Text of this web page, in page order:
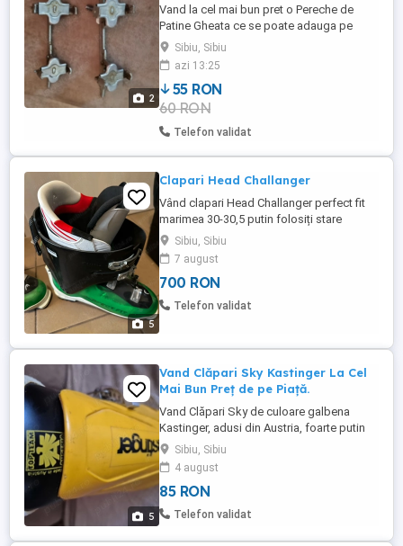
2
Vand la cel mai bun pret o Pereche de
Patine Gheata ce se poate adauga pe
orice incaltaminte mar.40-48.
Sibiu, Sibiu
azi 13:25
55 RON
60 RON
Telefon validat
5
Clapari Head Challanger
Vând clapari Head Challanger perfect fit
marimea 30-30,5 putin folosiți stare
excelentă.
Sibiu, Sibiu
7 august
700 RON
Telefon validat
5
Vand Clăpari Sky Kastinger La Cel
Mai Bun Preț de pe Piață.
Vand Clăpari Sky de culoare galbena
Kastinger, adusi din Austria, foarte putin
purtati, mar.42-44 la cel mai bun pret de pe
piata.
Sibiu, Sibiu
4 august
85 RON
Telefon validat